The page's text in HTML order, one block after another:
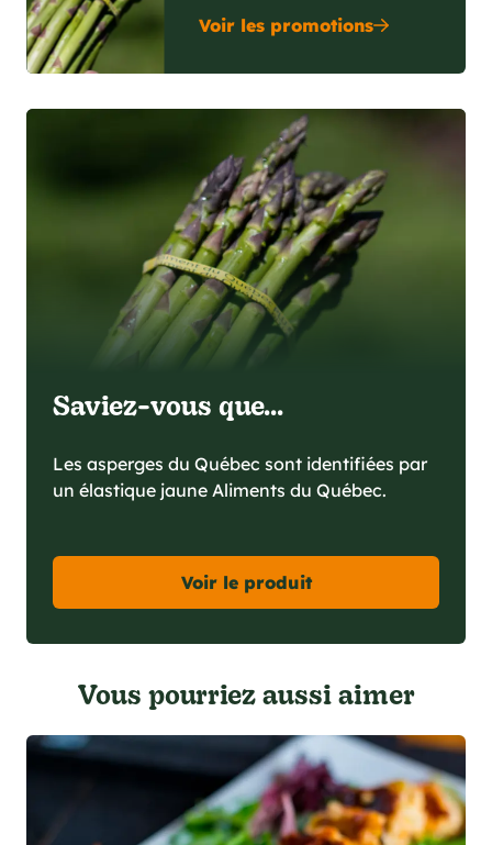
Voir les promotions
Saviez-vous que...
Les asperges du Québec sont identifiées par
un élastique jaune Aliments du Québec.
Voir le produit
Vous pourriez aussi aimer